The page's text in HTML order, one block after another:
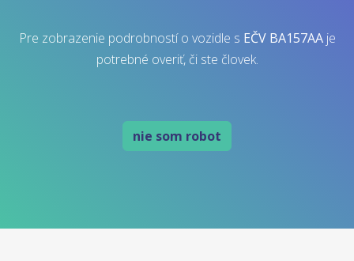
Pre zobrazenie podrobností o vozidle s EČV BA157AAje
potrebné overiť, či ste človek.
nie som robot